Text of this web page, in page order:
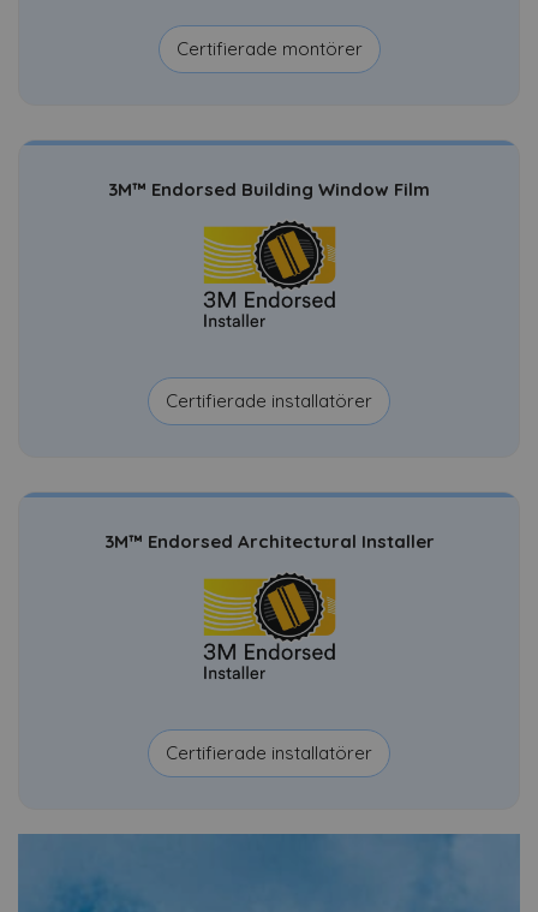
Certifierade montörer
3M™ Endorsed Building Window Film
Certifierade installatörer
3M™ Endorsed Architectural Installer
Certifierade installatörer